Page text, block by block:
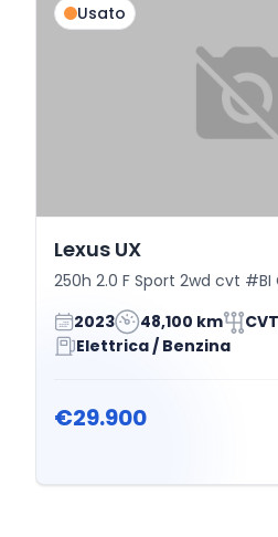
Usato
Lexus UX
250h 2.0 F Sport 2wd cvt #BI
2023
48,100 km
CVT
Elettrica / Benzina
€29.900